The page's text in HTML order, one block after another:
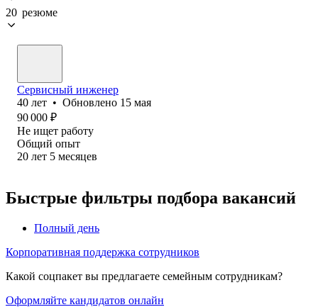
20 резюме
Сервисный инженер
40 лет • Обновлено 15 мая
90 000 ₽
Не ищет работу
Общий опыт
20 лет 5 месяцев
Быстрые фильтры подбора вакансий
Полный день
Корпоративная поддержка сотрудников
Какой соцпакет вы предлагаете семейным сотрудникам?
Оформляйте кандидатов онлайн